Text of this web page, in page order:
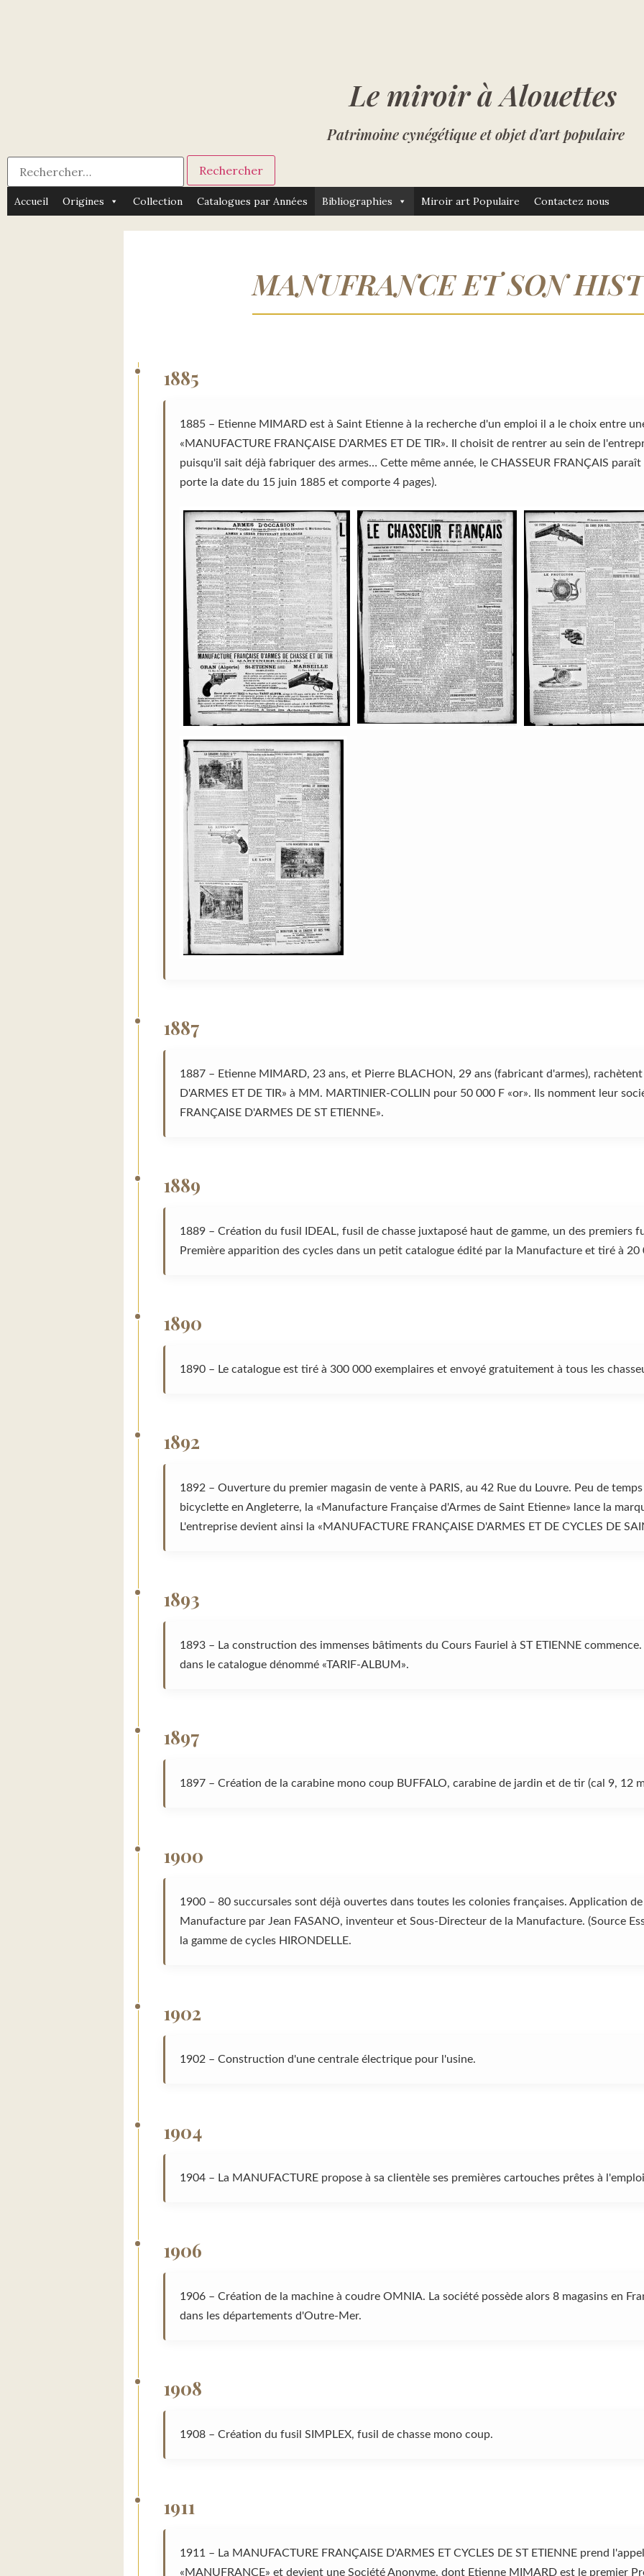
Le miroir à Alouettes
Patrimoine cynégétique et objet d’art populaire
Accueil Origines Collection Catalogues par Années Bibliographies Miroir art Populaire Contactez nous
MANUFRANCE ET SON
1885
1885 – Etienne MIMARD est à Saint Etienne à la recherche d'un emploi il a le choix entre
«MANUFACTURE FRANÇAISE D'ARMES ET DE TIR». Il choisit de rentrer au sein de
puisqu'il sait déjà fabriquer des armes… Cette même année, le CHASSEUR FRANÇAIS
porte la date du 15 juin 1885 et comporte 4 pages).
1887
1887 – Etienne MIMARD, 23 ans, et Pierre BLACHON, 29 ans (fabricant d'armes),
D'ARMES ET DE TIR» à MM. MARTINIER-COLLIN pour 50 000 F «or». Ils nomment leur
FRANÇAISE D'ARMES DE ST ETIENNE».
1889
1889 – Création du fusil IDEAL, fusil de chasse juxtaposé haut de gamme, un des premiers
Première apparition des cycles dans un petit catalogue édité par la Manufacture et tiré à 20
1890
1890 – Le catalogue est tiré à 300 000 exemplaires et envoyé gratuitement à tous les
1892
1892 – Ouverture du premier magasin de vente à PARIS, au 42 Rue du Louvre. Peu de
bicyclette en Angleterre, la «Manufacture Française d'Armes de Saint Etienne» lance la
L'entreprise devient ainsi la «MANUFACTURE FRANÇAISE D'ARMES ET DE CYCLES DE
1893
1893 – La construction des immenses bâtiments du Cours Fauriel à ST ETIENNE
dans le catalogue dénommé «TARIF-ALBUM».
1897
1897 – Création de la carabine mono coup BUFFALO, carabine de jardin et de tir (cal 9, 12
1900
1900 – 80 succursales sont déjà ouvertes dans toutes les colonies françaises. Application
Manufacture par Jean FASANO, inventeur et Sous-Directeur de la Manufacture. (Source
la gamme de cycles HIRONDELLE.
1902
1902 – Construction d'une centrale électrique pour l'usine.
1904
1904 – La MANUFACTURE propose à sa clientèle ses premières cartouches prêtes à
1906
1906 – Création de la machine à coudre OMNIA. La société possède alors 8 magasins en
dans les départements d'Outre-Mer.
1908
1908 – Création du fusil SIMPLEX, fusil de chasse mono coup.
1911
1911 – La MANUFACTURE FRANÇAISE D'ARMES ET CYCLES DE ST ETIENNE prend
«MANUFRANCE» et devient une Société Anonyme, dont Etienne MIMARD est le premier